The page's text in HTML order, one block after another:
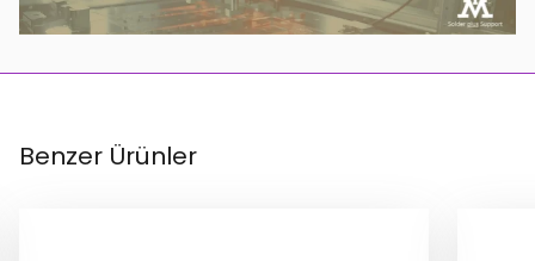
Benzer Ürünler